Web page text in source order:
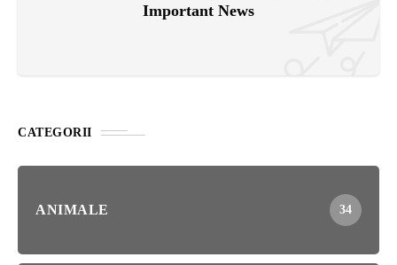
Important News
CATEGORII
ANIMALE 34